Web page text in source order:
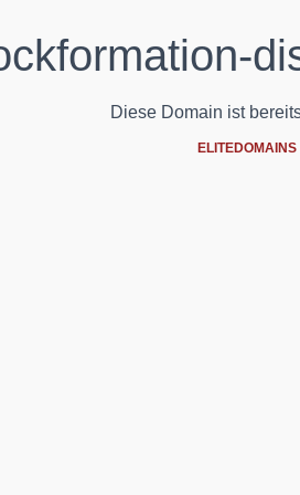
Diese Domain ist
ELITEDOMAINS